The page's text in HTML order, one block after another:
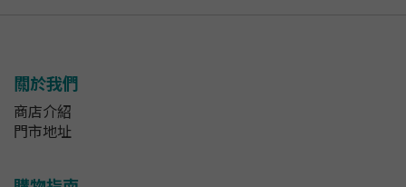
關於我們
商店介紹
門市地址